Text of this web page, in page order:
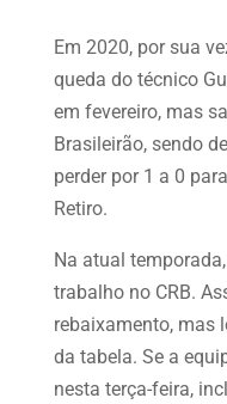
Em 2020, por sua
queda do técnico
em fevereiro, mas
Brasileirão, sendo
perder por 1 a 0
Retiro.
Na atual
trabalho no CRB.
rebaixamento, mas
da tabela. Se a
nesta terça-feira,